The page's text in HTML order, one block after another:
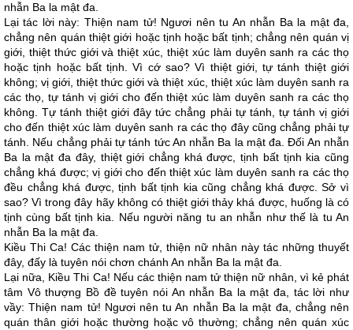
nhẫn Ba la mật đa.
Lại tác lời này: Thiện nam tử! Ngươi nên tu An nhẫn Ba la mật đa,
chẳng nên quán thiệt giới hoặc tịnh hoặc bất tịnh; chẳng nên quán vị
giới, thiệt thức giới và thiệt xúc, thiệt xúc làm duyên sanh ra các thọ
hoặc tịnh hoặc bất tịnh. Vì cớ sao? Vì thiệt giới, tự tánh thiệt giới
không; vị giới, thiệt thức giới và thiệt xúc, thiệt xúc làm duyên sanh ra
các thọ, tự tánh vị giới cho đến thiệt xúc làm duyên sanh ra các thọ
không. Tự tánh thiệt giới đây tức chẳng phải tự tánh, tự tánh vị giới
cho đến thiệt xúc làm duyên sanh ra các thọ đây cũng chẳng phải tự
tánh. Nếu chẳng phải tự tánh tức An nhẫn Ba la mật đa. Đối An nhẫn
Ba la mật đa đây, thiệt giới chẳng khá được, tịnh bất tịnh kia cũng
chẳng khá được; vị giới cho đến thiệt xúc làm duyên sanh ra các thọ
đều chẳng khá được, tịnh bất tịnh kia cũng chẳng khá được. Sở vì
sao? Vì trong đây hãy không có thiệt giới thảy khá được, huống là có
tịnh cùng bất tịnh kia. Nếu người năng tu an nhẫn như thế là tu An
nhẫn Ba la mật đa.
Kiều Thi Ca! Các thiện nam tử, thiện nữ nhân này tác những thuyết
đây, đấy là tuyên nói chơn chánh An nhẫn Ba la mật đa.
Lại nữa, Kiều Thi Ca! Nếu các thiện nam tử thiện nữ nhân, vì kẻ phát
tâm Vô thượng Bồ đề tuyên nói An nhẫn Ba la mật đa, tác lời như
vầy: Thiện nam tử! Ngươi nên tu An nhẫn Ba la mật đa, chẳng nên
quán thân giới hoặc thường hoặc vô thường; chẳng nên quán xúc